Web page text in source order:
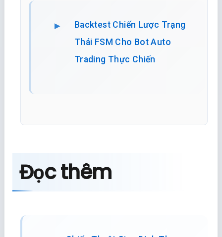
Backtest Chiến Lược Trạng
Thái FSM Cho Bot Auto
Trading Thực Chiến
Đọc thêm